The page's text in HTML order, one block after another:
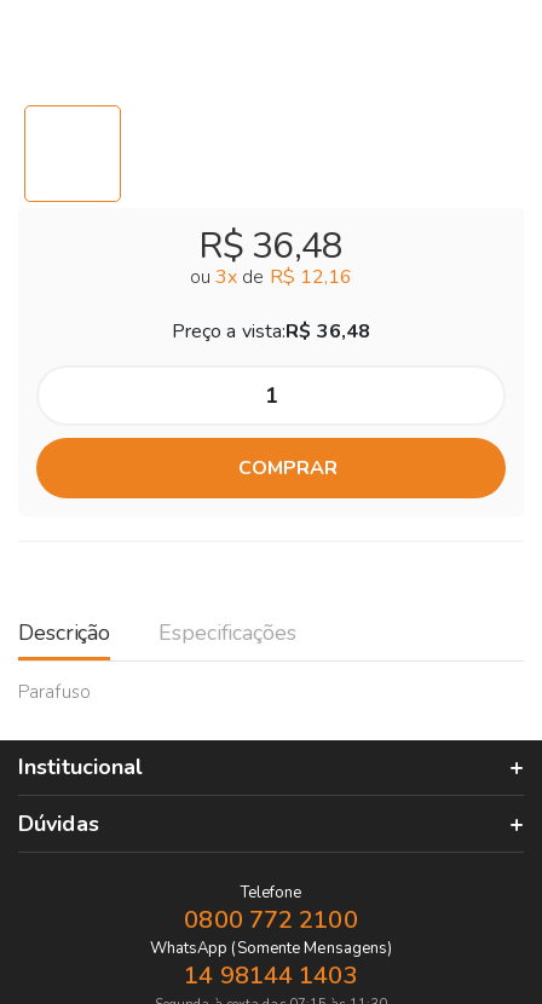
R$ 36,48
ou 3x de R$ 12,16
Preço a vista:R$ 36,48
COMPRAR
Descrição Especificações
Parafuso
Institucional
Dúvidas
Telefone
0800 772 2100
WhatsApp (Somente Mensagens)
14 98144 1403